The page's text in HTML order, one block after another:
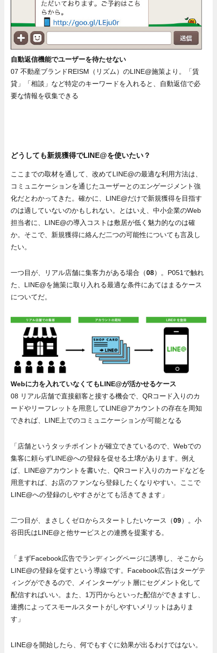
自動返信機能でユーザーを待たせない
07 不動産ブランドREISM（リズム）のLINE@施策より。「賃
貸」「相談」など特定のキーワードを入れると、自動返信で必
要な情報を収集できる
どうしても新規獲得でLINE@を使いたい？
ここまでの取材を通して、改めてLINE@の最適な利用方法は、
コミュニケーションを通じたユーザーとのエンゲージメント強
化だとわかってきた。確かに、LINE@だけで新規獲得を目指す
のは適していないのかもしれない。とはいえ、中小企業のWeb
担当者に、LINE@の導入コストは敷居が低く魅力的なのは確
か。そこで、新規獲得に絡んだ二つの可能性についても言及し
たい。
一つ目が、リアル店舗に集客力がある場合（08）。P051で触れ
た、LINE@を施策に取り入れる最適な条件にあてはまるケース
についてだ。
Webに力を入れていなくてもLINE@が活かせるケース
08 リアル店舗で直接顧客と接する機会で、QRコード入りのカ
ードやリーフレットを用意してLINE@アカウントの存在を周知
できれば、LINE上でのコミュニケーションが可能となる
「店舗というタッチポイントが確立できているので、Webでの
集客に頼らずLINE@への登録を促せる土壌があります。例え
ば、LINE@アカウントを書いた、QRコード入りのカードなどを
用意すれば、お店のファンなら登録したくなりやすい。ここで
LINE@への登録のしやすさがとても活きてきます」
二つ目が、まさしくゼロからスタートしたいケース（09）。小
谷田氏はLINE@と他サービスとの連携を提案する。
「まずFacebook広告でランディングページに誘導し、そこから
LINE@の登録を促すという導線です。Facebook広告はターゲテ
ィングができるので、メインターゲット層にセグメント化して
配信すればいい。また、1万円からといった配信ができますし、
連携によってスモールスタートがしやすいメリットはありま
す」
LINE@を開始したら、何でもすぐに効果が出るわけではない。